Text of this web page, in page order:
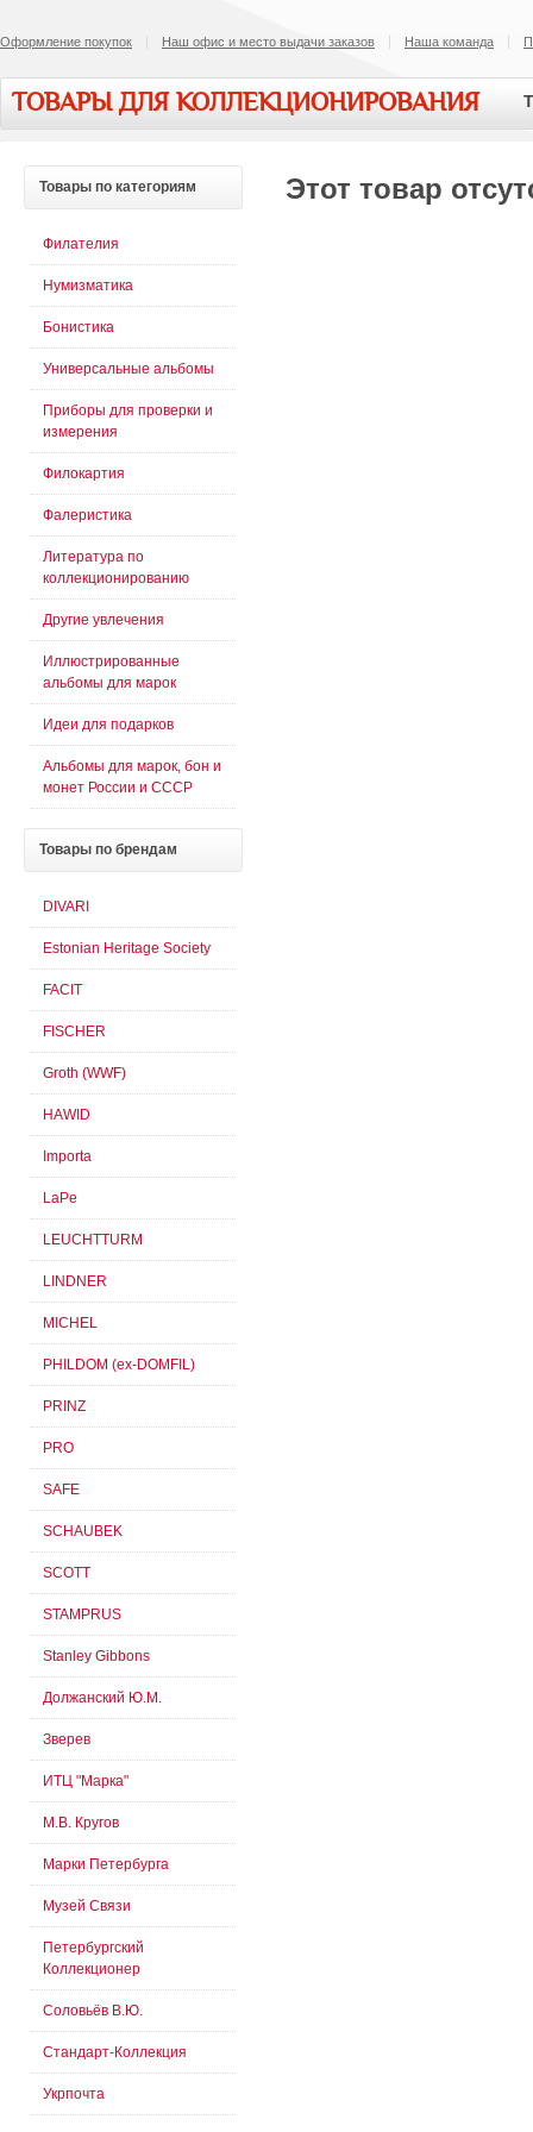
Оформление покупок Наш офис и место выдачи заказов Наша команда
ТОВАРЫ ДЛЯ КОЛЛЕКЦИОНИРОВАНИЯ
Этот товар
Товары по категориям
Филателия
Нумизматика
Бонистика
Универсальные альбомы
Приборы для проверки и
измерения
Филокартия
Фалеристика
Литература по
коллекционированию
Другие увлечения
Иллюстрированные
альбомы для марок
Идеи для подарков
Альбомы для марок, бон и
монет России и СССР
Товары по брендам
DIVARI
Estonian Heritage Society
FACIT
FISCHER
Groth (WWF)
HAWID
Importa
LaPe
LEUCHTTURM
LINDNER
MICHEL
PHILDOM (ex-DOMFIL)
PRINZ
PRO
SAFE
SCHAUBEK
SCOTT
STAMPRUS
Stanley Gibbons
Должанский Ю.М.
Зверев
ИТЦ "Марка"
М.В. Кругов
Марки Петербурга
Музей Связи
Петербургский
Коллекционер
Соловьёв В.Ю.
Стандарт-Коллекция
Укрпочта